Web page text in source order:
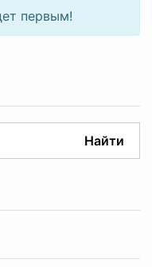
первым!
Найти